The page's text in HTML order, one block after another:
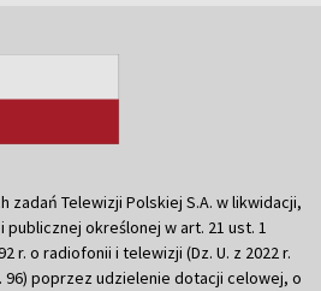
zadań Telewizji Polskiej S.A. w likwidacji,
publicznej określonej w art. 21 ust. 1
r. o radiofonii i telewizji (Dz. U. z 2022 r.
96) poprzez udzielenie dotacji celowej, o